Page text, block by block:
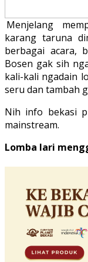
Menjelang
karang taruna
berbagai acara,
Bosen gak sih
kali-kali ngadain
seru dan tambah
Nih info bekasi
mainstream.
Lomba lari